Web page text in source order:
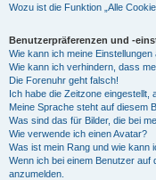
Wozu ist die Funktion „Alle
Benutzerpräferenzen und -
Wie kann ich meine Einstellungen
Wie kann ich verhindern, dass
Die Forenuhr geht falsch!
Ich habe die Zeitzone eingestellt,
Meine Sprache steht auf diesem
Was sind das für Bilder, die bei
Wie verwende ich einen Avatar?
Was ist mein Rang und wie kann
Wenn ich bei einem Benutzer
anzumelden.